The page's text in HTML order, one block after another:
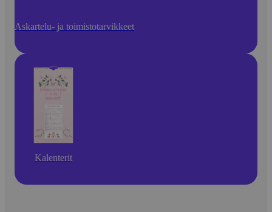
Askartelu- ja toimistotarvikkeet
Kalenterit